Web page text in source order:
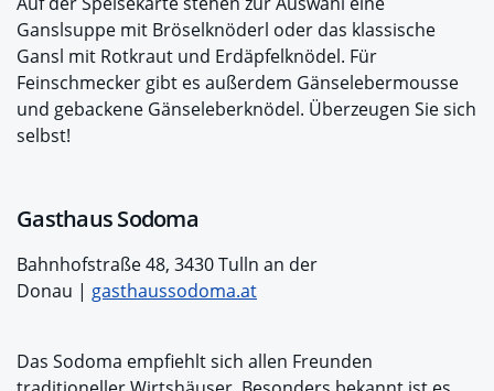
Ganslsuppe mit Bröselknöderl oder das klassische
Gansl mit Rotkraut und Erdäpfelknödel. Für
Feinschmecker gibt es außerdem Gänselebermousse
und gebackene Gänseleberknödel. Überzeugen Sie sich
selbst!
Gasthaus Sodoma
Bahnhofstraße 48, 3430 Tulln an der
Donau | gasthaussodoma.at
Das Sodoma empfiehlt sich allen Freunden